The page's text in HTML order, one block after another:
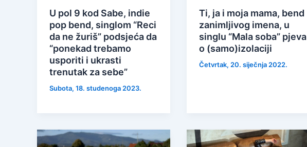
U pol 9 kod Sabe, indie
pop bend, singlom “Reci
da ne žuriš” podsjeća da
“ponekad trebamo
usporiti i ukrasti
trenutak za sebe”
Subota, 18. studenoga 2023.
Ti, ja i moja mama, bend
zanimljivog imena, u
singlu “Mala soba” pjeva
o (samo)izolaciji
Četvrtak, 20. siječnja 2022.